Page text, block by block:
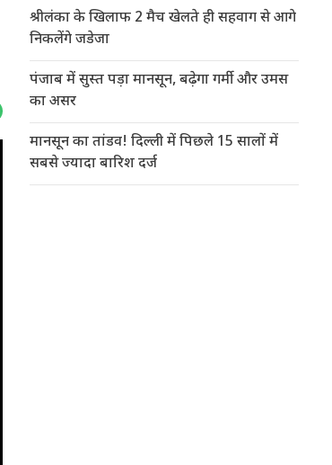
श्रीलंका के खिलाफ 2 मैच खेलते ही सहवाग से आगे
निकलेंगे जडेजा
पंजाब में सुस्त पड़ा मानसून, बढ़ेगा गर्मी और उमस
का असर
मानसून का तांडव! दिल्ली में पिछले 15 सालों में
सबसे ज्यादा बारिश दर्ज